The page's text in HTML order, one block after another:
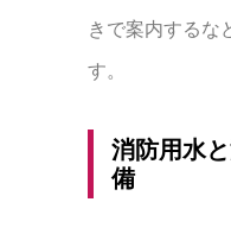
きで案内するな
す。
消防用水
備